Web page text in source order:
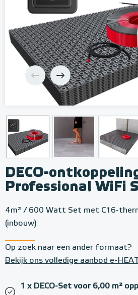
DECO-
Professional WiFi
4m² / 600 Watt Set met C16-
(inbouw)
Op zoek naar een ander formaat?
Bekijk ons volledige aanbod e-
1 x DECO-Set voor 6,00 m²